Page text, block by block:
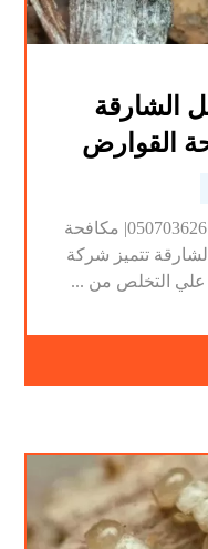
الشارقة
شركة مكافحة النمل الشارقة |0507036261| مكافحة
تتميز شركة
علي التخلص من ...